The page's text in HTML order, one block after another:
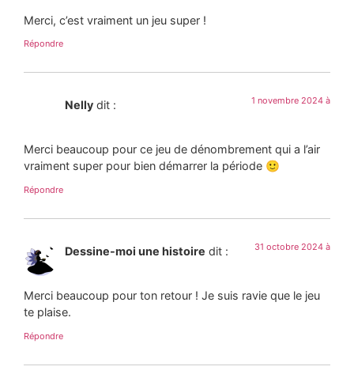
Merci, c’est vraiment un jeu super !
Répondre
Nelly dit : 1 novembre 2024 à
Merci beaucoup pour ce jeu de dénombrement qui a l’air
vraiment super pour bien démarrer la période 🙂
Répondre
Dessine-moi une histoire dit : 31 octobre 2024 à
Merci beaucoup pour ton retour ! Je suis ravie que le jeu
te plaise.
Répondre